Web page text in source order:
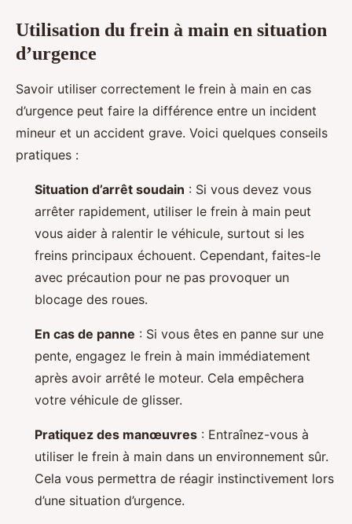
Utilisation du frein à main en situation
d’urgence
Savoir utiliser correctement le frein à main en cas
d’urgence peut faire la différence entre un incident
mineur et un accident grave. Voici quelques conseils
pratiques :
Situation d’arrêt soudain : Si vous devez vous
arrêter rapidement, utiliser le frein à main peut
vous aider à ralentir le véhicule, surtout si les
freins principaux échouent. Cependant, faites-le
avec précaution pour ne pas provoquer un
blocage des roues.
En cas de panne : Si vous êtes en panne sur une
pente, engagez le frein à main immédiatement
après avoir arrêté le moteur. Cela empêchera
votre véhicule de glisser.
Pratiquez des manœuvres : Entraînez-vous à
utiliser le frein à main dans un environnement sûr.
Cela vous permettra de réagir instinctivement lors
d’une situation d’urgence.